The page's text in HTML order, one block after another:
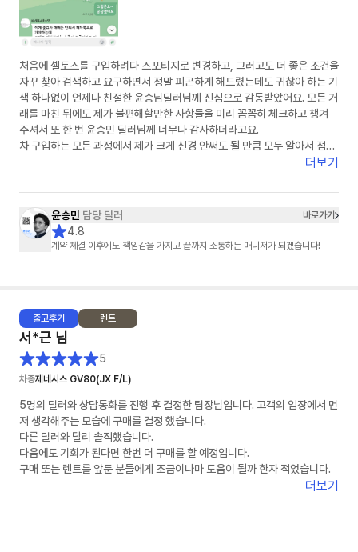
처음에 셀토스를 구입하려다 스포티지로 변경하고, 그러고도 더 좋은 조건을
자꾸 찾아 검색하고 요구하면서 정말 피곤하게 해드렸는데도 귀찮아 하는 기
색 하나없이 언제나 친절한 윤승님딜러님께 진심으로 감동받았어요. 모든 거
래를 마친 뒤에도 제가 불편해할만한 사항들을 미리 꼼꼼히 체크하고 챙겨
주셔서 또 한 번 윤승민 딜러님께 너무나 감사하더라고요.
차 구입하는 모든 과정에서 제가 크게 신경 안써도 될 만큼 모두 알아서 점검
해 주셔서 차를 구입하고 판매하는 과정의 불안감 없이 마음이 편히 의지하
저같은 진상고객에게까지 마음을 담은 선물까지 챙겨 주셔서 정말 감사했습
니다
주변에 차 사겠다는 사람이 있으면 적극 알려서 소개해드리고 싶은 윤승님
딜러님! 번창하셔요~♡
더보기
윤승민 담당 딜러 바로가기
4.8
계약 체결 이후에도 책임감을 가지고 끝까지 소통하는 매니저가 되겠습니다!
출고후기 렌트
서*근 님
5
차종제네시스 GV80(JX F/L)
5명의 딜러와 상담통화를 진행 후 결정한 팀장님입니다. 고객의 입장에서 먼
저 생각해주는 모습에 구매를 결정 했습니다.
다른 딜러와 달리 솔직했습니다.
다음에도 기회가 된다면 한번 더 구매를 할 예정입니다.
구매 또는 렌트를 앞둔 분들에게 조금이나마 도움이 될까 한자 적었습니다.
더보기